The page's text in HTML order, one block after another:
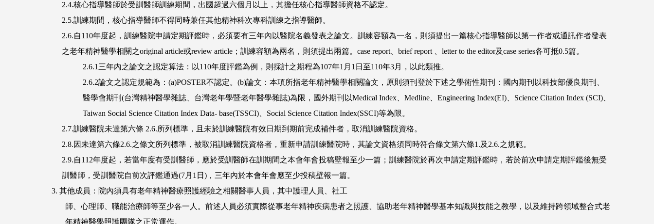
2.4.核心指導醫師於受訓醫師訓練期間，出國超過六個月以上，其擔任核心指導醫師資格不認定。
2.5.訓練期間，核心指導醫師不得同時兼任其他精神科次專科訓練之指導醫師。
2.6.自110年度起，訓練醫院申請定期評鑑時，必須要有三年內以醫院名義發表之論文。訓練容額為一名，則須提出一篇核心指導醫師以第一作者或通訊作者發表
之老年精神醫學相關之original article或review article；訓練容額為兩名，則須提出兩篇。case report、brief report 、letter to the editor及case series各可抵0.5篇。
2.6.1三年內之論文之認定算法：以110年度評鑑為例，則採計之期程為107年1月1日至110年3月，以此類推。
2.6.2論文之認定規範為：(a)POSTER不認定。(b)論文：本項所指老年精神醫學相關論文，原則須刊登於下述之學術性期刊：國內期刊以科技部優良期刊、
醫學會期刊(台灣精神醫學雜誌、台灣老年學暨老年醫學雜誌)為限，國外期刊以Medical Index、Medline、Engineering Index(EI)、Science Citation Index (SCI)、
Taiwan Social Science Citation Index Data- base(TSSCI)、Social Science Citation Index(SSCI)等為限。
2.7.訓練醫院未達第六條 2.6.所列標準，且未於訓練醫院有效日期到期前完成補件者，取消訓練醫院資格。
2.8.因未達第六條2.6.之條文所列標準，被取消訓練醫院資格者，重新申請訓練醫院時，其論文資格須同時符合條文第六條1.及2.6.之規範。
2.9.自112年度起，若當年度有受訓醫師，應於受訓醫師在訓期間之本會年會投稿壁報至少一篇；訓練醫院於再次申請定期評鑑時，若於前次申請定期評鑑後無受
訓醫師，受訓醫院自前次評鑑通過(7月1日)，三年內於本會年會應至少投稿壁報一篇。
3. 其他成員：院內須具有老年精神醫療照護經驗之相關醫事人員，其中護理人員、社工
師、心理師、職能治療師等至少各一人。前述人員必須實際從事老年精神疾病患者之照護、協助老年精神醫學基本知識與技能之教學，以及維持跨領域整合式老
年精神醫學照護團隊之正常運作。